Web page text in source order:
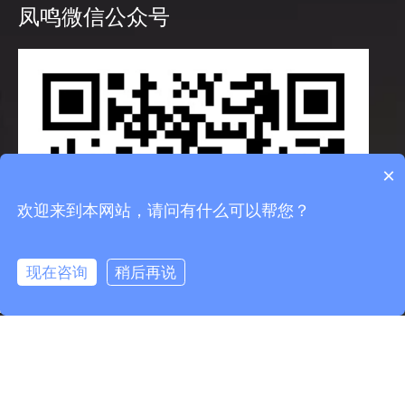
15358868788
info@fmcable.com
凤鸣公众号
凤鸣微信公众号
×
欢迎来到本网站，请问有什么可以帮您？
现在咨询 稍后再说